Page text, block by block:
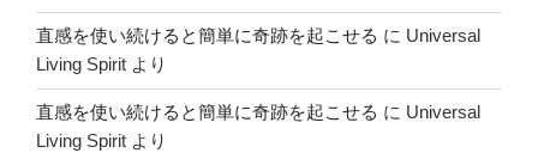
直感を使い続けると簡単に奇跡を起こせる に Universal
Living Spirit より
直感を使い続けると簡単に奇跡を起こせる に Universal
Living Spirit より